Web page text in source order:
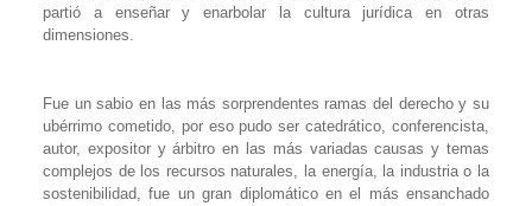
partió a enseñar y enarbolar la cultura jurídica en otras
dimensiones.
Fue un sabio en las más sorprendentes ramas del derecho y su
ubérrimo cometido, por eso pudo ser catedrático, conferencista,
autor, expositor y árbitro en las más variadas causas y temas
complejos de los recursos naturales, la energía, la industria o la
sostenibilidad, fue un gran diplomático en el más ensanchado